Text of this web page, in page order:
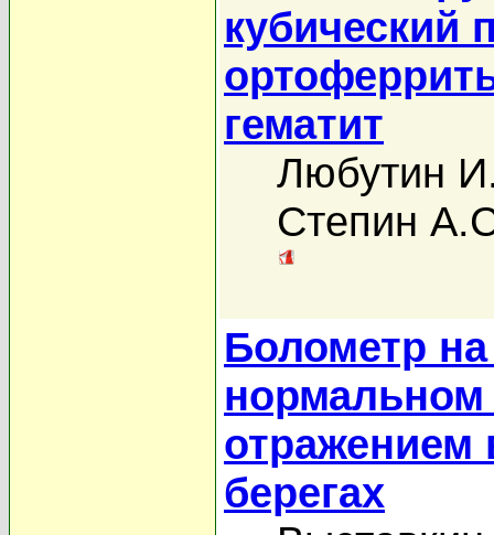
кубический
гематит
Любутин
Степин
Болометр на
нормальном
отражением
берегах